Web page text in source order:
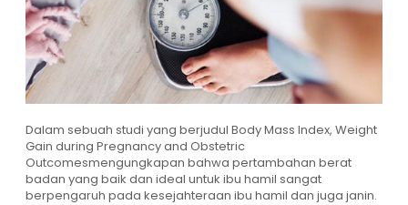
Dalam sebuah studi yang berjudul Body Mass Index, Weight
Gain during Pregnancy and Obstetric
Outcomesmengungkapan bahwa pertambahan berat
badan yang baik dan ideal untuk ibu hamil sangat
berpengaruh pada kesejahteraan ibu hamil dan juga janin.